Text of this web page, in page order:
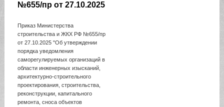
№655/пр от 27.10.2025
Приказ Министерства
строительства и ЖКХ РФ №655/пр
от 27.10.2025 "Об утверждении
порядка уведомления
саморегулируемых организаций в
области инженерных изысканий,
архитектурно-строительного
проектирования, строительства,
реконструкции, капитального
ремонта, сноса объектов